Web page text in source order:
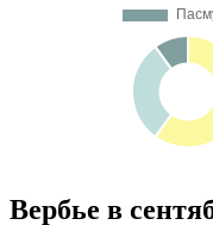
Вербье в